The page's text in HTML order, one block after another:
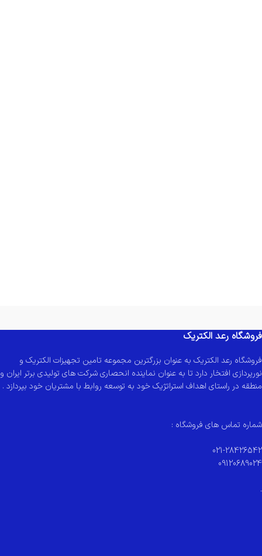
فروشگاه رعد الکتریک
فروشگاه رعد الکتریک به عنوان بزرگترین مجموعه تامین تجهیزات الکتریک و
نورپردازی افتخار دارد تا به عنوان نماینده انحصاری شرکت های تولیدی برتر ایران و
منطقه در راستای اهداف استراتژیک خود به توسعه روابط با مشتریان خود بپردازد .
شماره تماس های فروشگاه :
021-28426542
09120689024
.